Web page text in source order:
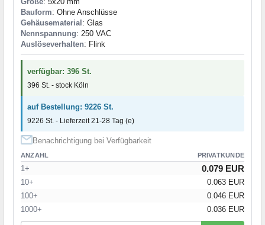
Bauform: Ohne Anschlüsse
Gehäusematerial : Glas
Nennspannung: 250 VAC
Auslöseverhalten: Flink
verfügbar: 396 St.
396 St. - stock Köln
auf Bestellung: 9226 St.
9226 St. - Lieferzeit 21-28 Tag (e)
Benachrichtigung bei Verfügbarkeit
ANZAHL PRIVATKUNDE
1+ 0.079 EUR
10+
0.063 EUR
100+
0.046 EUR
1000+
0.036 EUR